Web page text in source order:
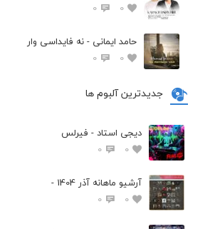
0
0
حامد ایمانی - نه فایداسی وار
0
0
جدیدترین آلبوم ها
دیجی استاد - فیرلس
0
0
آرشیو ماهانه آذر 1404 -
0
0